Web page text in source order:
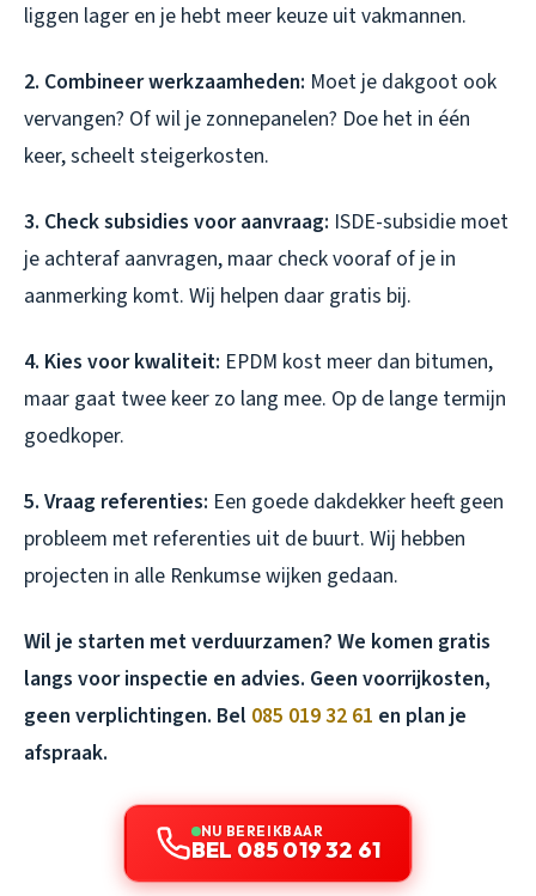
liggen lager en je hebt meer keuze uit vakmannen.
2. Combineer werkzaamheden: Moet je dakgoot ook
vervangen? Of wil je zonnepanelen? Doe het in één
keer, scheelt steigerkosten.
3. Check subsidies voor aanvraag: ISDE-subsidie moet
je achteraf aanvragen, maar check vooraf of je in
aanmerking komt. Wij helpen daar gratis bij.
4. Kies voor kwaliteit: EPDM kost meer dan bitumen,
maar gaat twee keer zo lang mee. Op de lange termijn
goedkoper.
5. Vraag referenties: Een goede dakdekker heeft geen
probleem met referenties uit de buurt. Wij hebben
projecten in alle Renkumse wijken gedaan.
Wil je starten met verduurzamen? We komen gratis
langs voor inspectie en advies. Geen voorrijkosten,
geen verplichtingen. Bel 085 019 32 61 en plan je
afspraak.
NU BEREIKBAAR
BEL 085 019 32 61